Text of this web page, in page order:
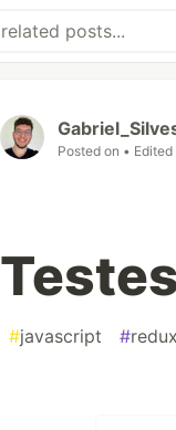
Posted on • Edited
#javascript #redux